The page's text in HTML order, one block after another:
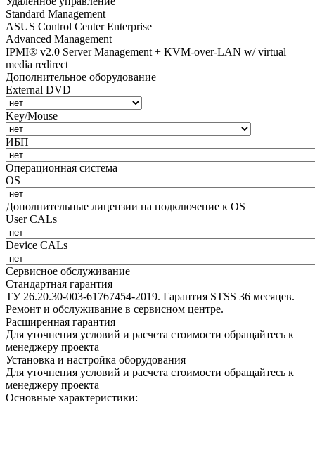
Standard Management
ASUS Control Center Enterprise
Advanced Management
IPMI® v2.0 Server Management + KVM-over-LAN w/ virtual
media redirect
Дополнительное оборудование
External DVD
Key/Mouse
ИБП
Операционная система
OS
Дополнительные лицензии на подключение к OS
User CALs
Device CALs
Сервисное обслуживание
Стандартная гарантия
ТУ 26.20.30-003-61767454-2019. Гарантия STSS 36 месяцев.
Ремонт и обслуживание в сервисном центре.
Расширенная гарантия
Для уточнения условий и расчета стоимости обращайтесь к
менеджеру проекта
Установка и настройка оборудования
Для уточнения условий и расчета стоимости обращайтесь к
менеджеру проекта
Основные характеристики: